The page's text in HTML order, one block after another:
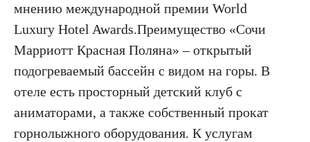
мнению международной премии World
Luxury Hotel Awards.Преимущество «Сочи
Марриотт Красная Поляна» – открытый
подогреваемый бассейн с видом на горы. В
отеле есть просторный детский клуб с
аниматорами, а также собственный прокат
горнолыжного оборудования. К услугам